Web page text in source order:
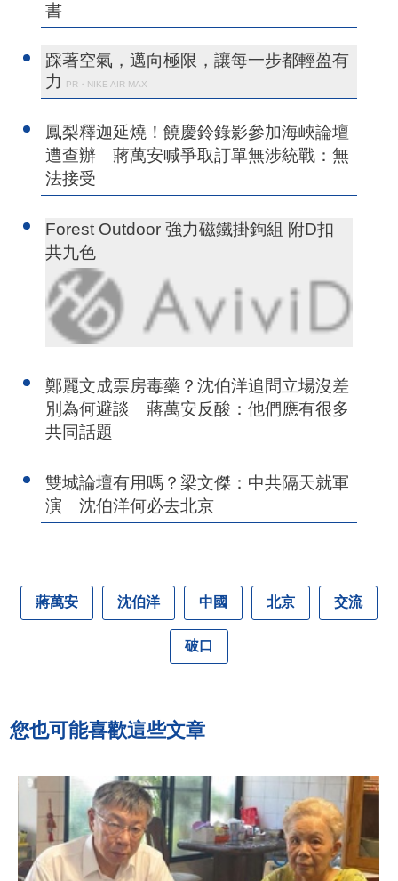
書
踩著空氣，邁向極限，讓每一步都輕盈有
力
PR・NIKE AIR MAX
鳳梨釋迦延燒！饒慶鈴錄影參加海峽論壇
遭查辦 蔣萬安喊爭取訂單無涉統戰：無
法接受
Forest Outdoor 強力磁鐵掛鉤組 附D扣
共九色
鄭麗文成票房毒藥？沈伯洋追問立場沒差
別為何避談 蔣萬安反酸：他們應有很多
共同話題
雙城論壇有用嗎？梁文傑：中共隔天就軍
演 沈伯洋何必去北京
蔣萬安 沈伯洋 中國 北京 交流
破口
您也可能喜歡這些文章